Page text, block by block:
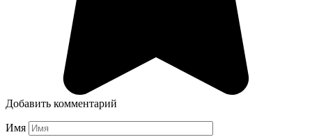
Добавить комментарий
Имя